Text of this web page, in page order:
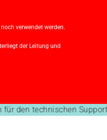
verwendet werden.
der Leitung und
für den technischen